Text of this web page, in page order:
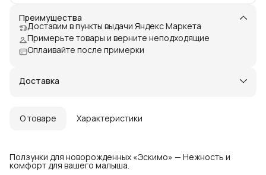
Преимущества
Доставим в пункты выдачи Яндекс Маркета
Примерьте товары и верните неподходящие
Оплаивайте после примерки
Доставка
О товаре Характеристики
Ползунки для новорожденных «Эскимо» — Нежность и
комфорт для вашего малыша.